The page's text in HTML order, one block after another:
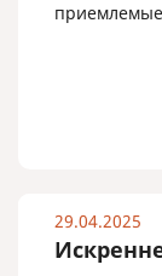
приемлемые
29.04.2025